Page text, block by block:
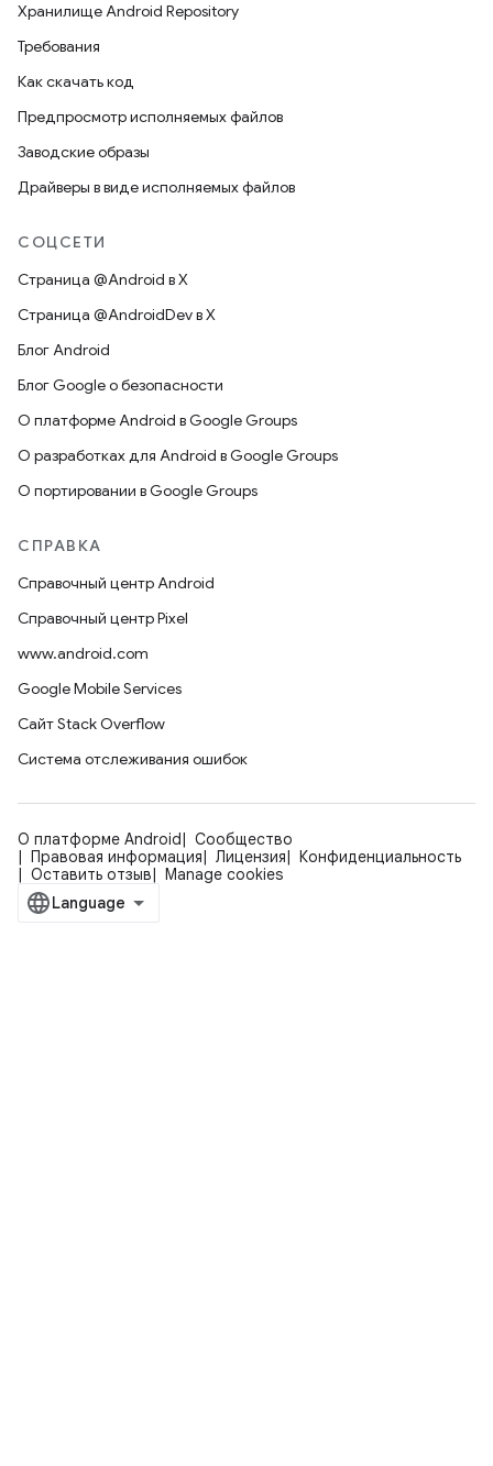
Хранилище Android Repository
Требования
Как скачать код
Предпросмотр исполняемых файлов
Заводские образы
Драйверы в виде исполняемых файлов
СОЦСЕТИ
Страница @Android в X
Страница @AndroidDev в X
Блог Android
Блог Google о безопасности
О платформе Android в Google Groups
О разработках для Android в Google Groups
О портировании в Google Groups
СПРАВКА
Справочный центр Android
Справочный центр Pixel
www.android.com
Google Mobile Services
Сайт Stack Overflow
Система отслеживания ошибок
О платформе Android
Сообщество
Правовая информация
Лицензия
Конфиденциальность
Оставить отзыв
Manage cookies